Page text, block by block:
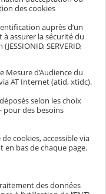
des cookies
auprès d’un
à assurer la sécurité du
SERVERID,
d’Audience du
AT Internet (atid, xtidc).
selon les choix
des besoins
cookies, accessible via
bas de chaque page.
des données